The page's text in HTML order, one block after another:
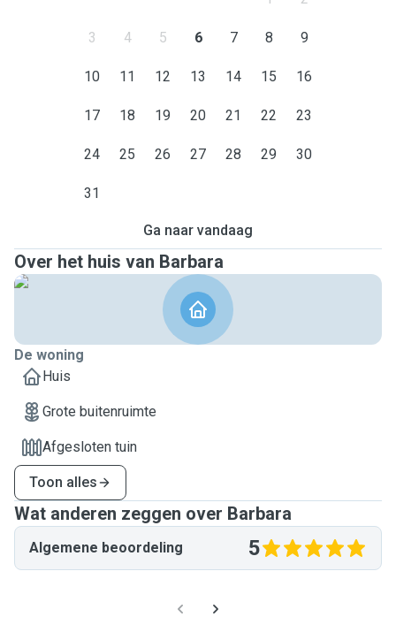
3 4 5 6 7 8 9
10 11 12 13 14 15 16
17 18 19 20 21 22 23
24 25 26 27 28 29 30
31
Ga naar vandaag
Over het huis van Barbara
De woning
Huis
Grote buitenruimte
Afgesloten tuin
Toon alles
Wat anderen zeggen over Barbara
Algemene beoordeling 5